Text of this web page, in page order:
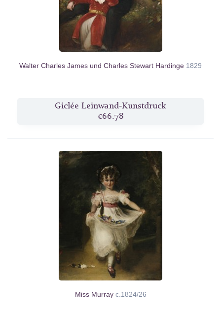
Walter Charles James und Charles Stewart Hardinge 1829
Giclée Leinwand-Kunstdruck
€66.78
Miss Murray c.1824/26